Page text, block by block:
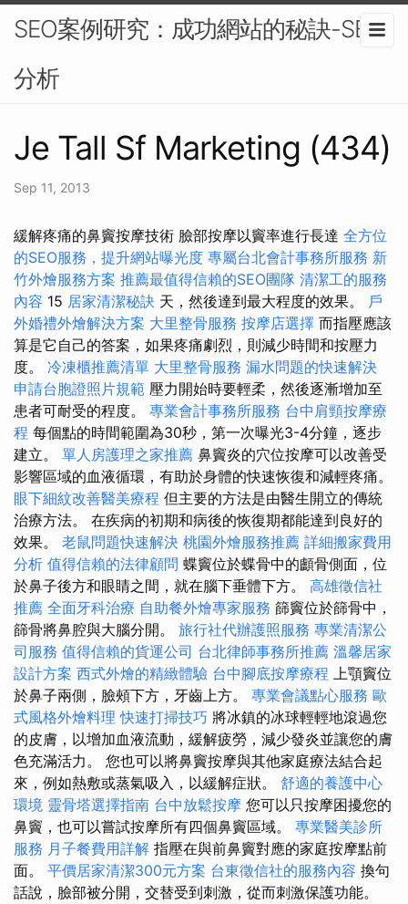
SEO案例研究：成功網站的秘訣-SEO
分析
Je Tall Sf Marketing (434)
Sep 11, 2013
緩解疼痛的鼻竇按摩技術 臉部按摩以竇率進行長達 全方位
的SEO服務，提升網站曝光度 專屬台北會計事務所服務 新
竹外燴服務方案 推薦最值得信賴的SEO團隊 清潔工的服務
內容 15 居家清潔秘訣 天，然後達到最大程度的效果。 戶
外婚禮外燴解決方案 大里整骨服務 按摩店選擇 而指壓應該
算是它自己的答案，如果疼痛劇烈，則減少時間和按壓力
度。 冷凍櫃推薦清單 大里整骨服務 漏水問題的快速解決
申請台胞證照片規範 壓力開始時要輕柔，然後逐漸增加至
患者可耐受的程度。 專業會計事務所服務 台中肩頸按摩療
程 每個點的時間範圍為30秒，第一次曝光3-4分鐘，逐步
建立。 單人房護理之家推薦 鼻竇炎的穴位按摩可以改善受
影響區域的血液循環，有助於身體的快速恢復和減輕疼痛。
眼下細紋改善醫美療程 但主要的方法是由醫生開立的傳統
治療方法。 在疾病的初期和病後的恢復期都能達到良好的
效果。 老鼠問題快速解決 桃園外燴服務推薦 詳細搬家費用
分析 值得信賴的法律顧問 蝶竇位於蝶骨中的顱骨側面，位
於鼻子後方和眼睛之間，就在腦下垂體下方。 高雄徵信社
推薦 全面牙科治療 自助餐外燴專家服務 篩竇位於篩骨中，
篩骨將鼻腔與大腦分開。 旅行社代辦護照服務 專業清潔公
司服務 值得信賴的貨運公司 台北律師事務所推薦 溫馨居家
設計方案 西式外燴的精緻體驗 台中腳底按摩療程 上顎竇位
於鼻子兩側，臉頰下方，牙齒上方。 專業會議點心服務 歐
式風格外燴料理快速打掃技巧 將冰鎮的冰球輕輕地滾過您
的皮膚，以增加血液流動，緩解疲勞，減少發炎並讓您的膚
色充滿活力。 您也可以將鼻竇按摩與其他家庭療法結合起
來，例如熱敷或蒸氣吸入，以緩解症狀。 舒適的養護中心
環境 靈骨塔選擇指南 台中放鬆按摩 您可以只按摩困擾您的
鼻竇，也可以嘗試按摩所有四個鼻竇區域。 專業醫美診所
服務 月子餐費用詳解 指壓在與前鼻竇對應的家庭按摩點前
面。 平價居家清潔300元方案 台東徵信社的服務內容 換句
話說，臉部被分開，交替受到刺激，從而刺激保護功能。